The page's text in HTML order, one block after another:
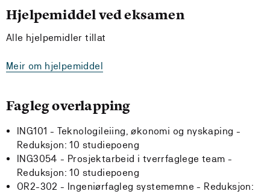
Hjelpemiddel ved eksamen
Alle hjelpemidler tillat
Meir om hjelpemiddel
Fagleg overlapping
ING101 - Teknologileiing, økonomi og nyskaping -
Reduksjon: 10 studiepoeng
ING3054 - Prosjektarbeid i tverrfaglege team -
Reduksjon: 10 studiepoeng
OR2-302 - Ingeniørfagleg systememne - Reduksjon: